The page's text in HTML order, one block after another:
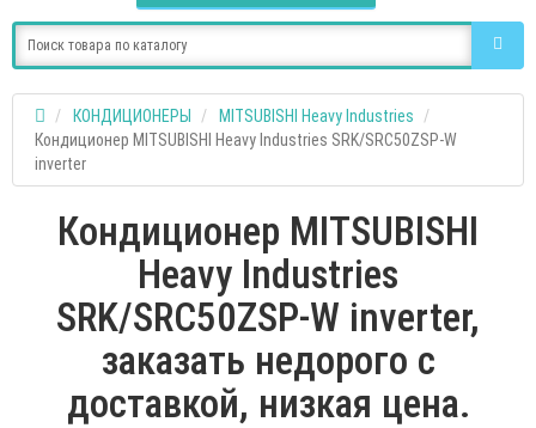
КОНДИЦИОНЕРЫ
MITSUBISHI Heavy Industries
Кондиционер MITSUBISHI Heavy Industries SRK/SRC50ZSP-W
inverter
Кондиционер MITSUBISHI
Heavy Industries
SRK/SRC50ZSP-W inverter,
заказать недорого с
доставкой, низкая цена.